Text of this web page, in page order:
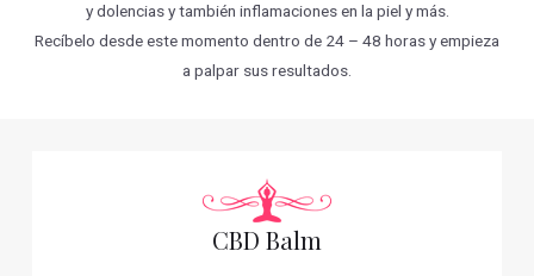
y dolencias y también inflamaciones en la piel y más.
Recíbelo desde este momento dentro de 24 – 48 horas y empieza
a palpar sus resultados.
CBD Balm